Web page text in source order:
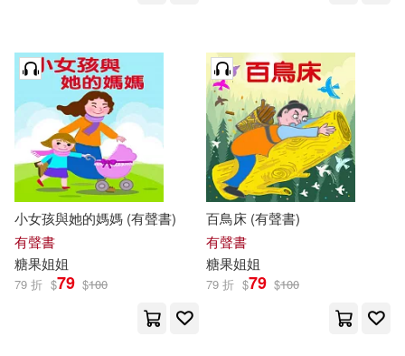
小女孩與她的媽媽 (有聲書)
有聲書
糖果姐姐
79 折 $79 $100
百鳥床 (有聲書)
有聲書
糖果姐姐
79 折 $79 $100